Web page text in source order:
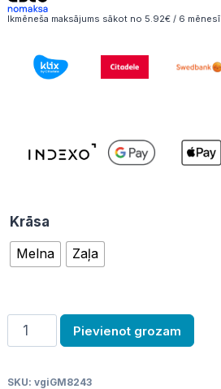
Ikmēneša maksājums sākot no 5.92€ / 6 mēnesī
Krāsa
Melna
Zaļa
Nazis
daudzums
Pievienot grozam
SKU: vgiGM8243